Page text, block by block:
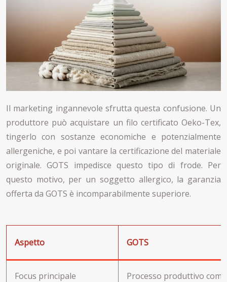
Il marketing ingannevole sfrutta questa confusione. Un
produttore può acquistare un filo certificato Oeko-Tex,
tingerlo con sostanze economiche e potenzialmente
allergeniche, e poi vantare la certificazione del materiale
originale. GOTS impedisce questo tipo di frode. Per
questo motivo, per un soggetto allergico, la garanzia
offerta da GOTS è incomparabilmente superiore.
Aspetto GOTS
Focus principale Processo produttivo